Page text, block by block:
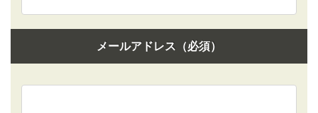
メールアドレス（必須）